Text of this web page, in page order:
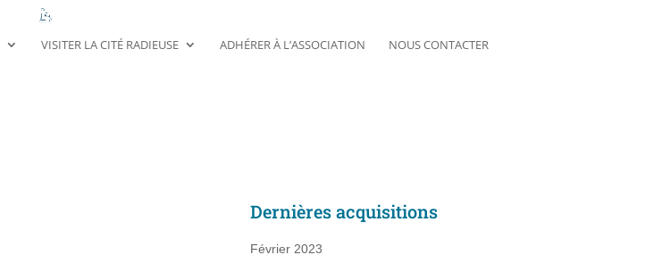
VISITER LA CITÉ RADIEUSE ADHÉRER À L’ASSOCIATION NOUS CONTACTER
Dernières acquisitions
Février 2023